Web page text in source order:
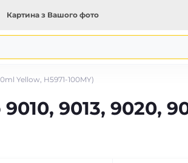
Картина з Вашого фото
Yellow, H5971-100MY)
9013, 9020,